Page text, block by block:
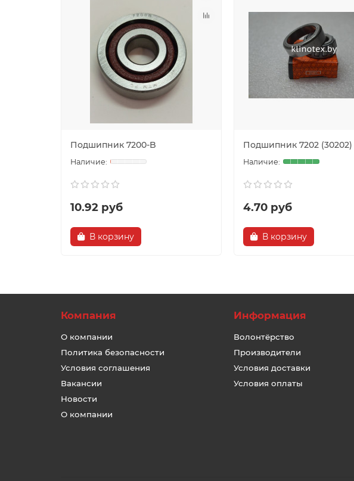
Подшипник 7200-B
10.92 руб
В корзину
Подшипник 7202 (30202)
4.70 руб
В корзину
Компания
О компании
Политика безопасности
Условия соглашения
Вакансии
Новости
О компании
Информация
Волонтёрство
Производители
Условия доставки
Условия оплаты